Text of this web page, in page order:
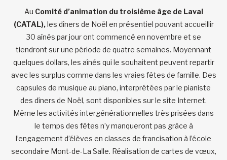
Au Comité d’animation du troisième âge de Laval
(CATAL),les dîners de Noël en présentiel pouvant accueillir
30 aînés par jour ont commencé en novembre et se
tiendront sur une période de quatre semaines. Moyennant
quelques dollars, les aînés qui le souhaitent peuvent repartir
avec les surplus comme dans les vraies fêtes de famille. Des
capsules de musique au piano, interprétées par le pianiste
des dîners de Noël, sont disponibles sur le site Internet.
Même les activités intergénérationnelles très prisées dans
le temps des fêtes n’y manqueront pas grâce à
l’engagement d’élèves en classes de francisation à l’école
secondaire Mont-de-La Salle. Réalisation de cartes de vœux,